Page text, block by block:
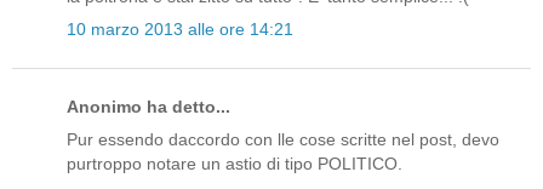
10 marzo 2013 alle ore 14:21
Anonimo ha detto...
Pur essendo daccordo con lle cose scritte nel post, devo
purtroppo notare un astio di tipo POLITICO.